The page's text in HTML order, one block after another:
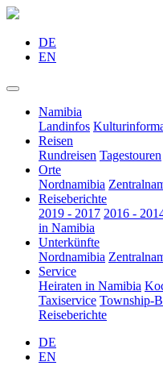
DE
EN
Namibia
Landinfos
Reisen
Rundreisen Tagestouren
Orte
Nordnamibia
Reiseberichte
2019 - 2017 2016 -
in Namibia
Unterkünfte
Nordnamibia
Service
Heiraten in Namibia
Taxiservice Township-
Reiseberichte
DE
EN